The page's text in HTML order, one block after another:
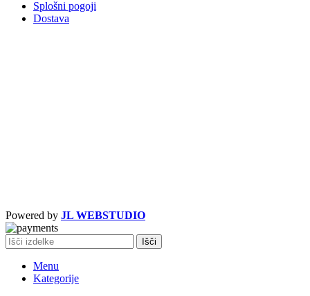
Splošni pogoji
Dostava
Powered by JL WEBSTUDIO
Išči
Menu
Kategorije